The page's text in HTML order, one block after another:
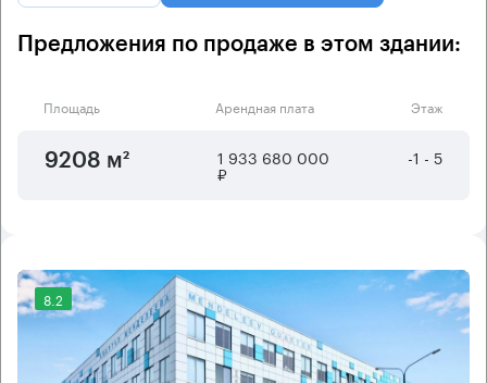
Предложения по продаже в этом здании:
Площадь Арендная плата Этаж
9208 м² 1 933 680 000
₽
-1 - 5
8.2